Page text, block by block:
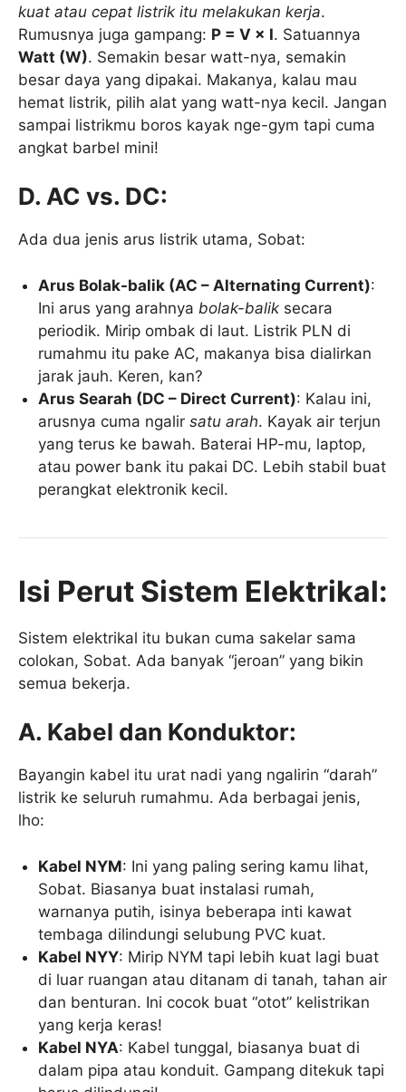
kuat atau cepat listrik itu melakukan kerja.
Rumusnya juga gampang: P = V × I. Satuannya
Watt (W). Semakin besar watt-nya, semakin
besar daya yang dipakai. Makanya, kalau mau
hemat listrik, pilih alat yang watt-nya kecil. Jangan
sampai listrikmu boros kayak nge-gym tapi cuma
angkat barbel mini!
D. AC vs. DC:
Ada dua jenis arus listrik utama, Sobat:
Arus Bolak-balik (AC – Alternating Current):
Ini arus yang arahnya bolak-balik secara
periodik. Mirip ombak di laut. Listrik PLN di
rumahmu itu pake AC, makanya bisa dialirkan
jarak jauh. Keren, kan?
Arus Searah (DC – Direct Current): Kalau ini,
arusnya cuma ngalirsatu arah. Kayak air terjun
yang terus ke bawah. Baterai HP-mu, laptop,
atau power bank itu pakai DC. Lebih stabil buat
perangkat elektronik kecil.
Isi Perut Sistem Elektrikal:
Sistem elektrikal itu bukan cuma sakelar sama
colokan, Sobat. Ada banyak “jeroan” yang bikin
semua bekerja.
A. Kabel dan Konduktor:
Bayangin kabel itu urat nadi yang ngalirin “darah”
listrik ke seluruh rumahmu. Ada berbagai jenis,
lho:
Kabel NYM: Ini yang paling sering kamu lihat,
Sobat. Biasanya buat instalasi rumah,
warnanya putih, isinya beberapa inti kawat
tembaga dilindungi selubung PVC kuat.
Kabel NYY: Mirip NYM tapi lebih kuat lagi buat
di luar ruangan atau ditanam di tanah, tahan air
dan benturan. Ini cocok buat “otot” kelistrikan
yang kerja keras!
Kabel NYA: Kabel tunggal, biasanya buat di
dalam pipa atau konduit. Gampang ditekuk tapi